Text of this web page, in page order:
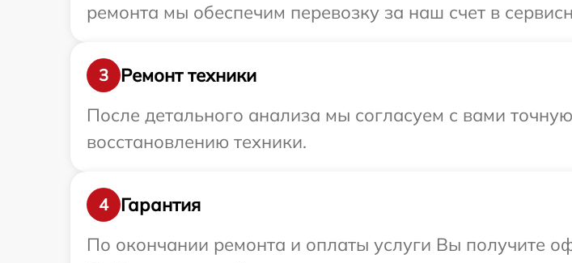
ремонта мы обеспечим перевозку за наш счет в
3
Ремонт техники
После детального анализа мы согласуем с вами
восстановлению техники.
4
Гарантия
По окончании ремонта и оплаты услуги Вы получите